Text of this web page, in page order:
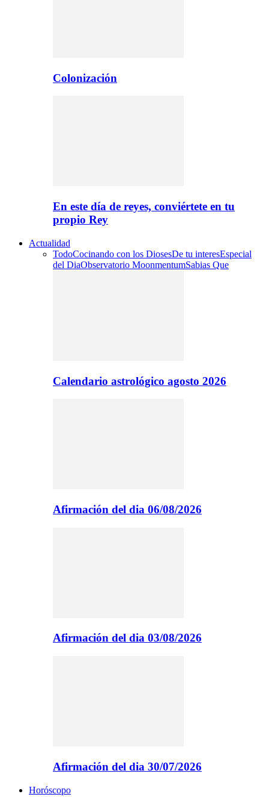
Colonización
En este día de reyes, conviértete en tu
propio Rey
Actualidad
TodoCocinando con los DiosesDe tu interesEspecial
del DiaObservatorio MoonmentumSabias Que
Calendario astrológico agosto 2026
Afirmación del dia 06/08/2026
Afirmación del dia 03/08/2026
Afirmación del dia 30/07/2026
Horóscopo